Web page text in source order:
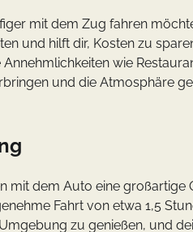
mit dem Zug fahren
und hilft dir, Kosten zu
wie
und die Atmosphäre
mit dem Auto eine großartige
Fahrt von etwa 1,5
zu genießen, und